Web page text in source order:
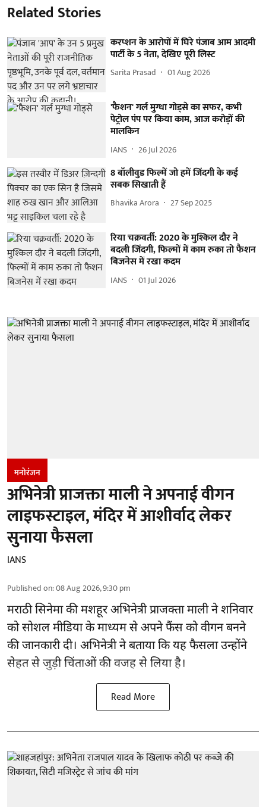
Related Stories
करप्शन के आरोपों में घिरे पंजाब आम आदमी
पार्टी के 5 नेता, देखिए पूरी लिस्ट
Sarita Prasad 01 Aug 2026
'फैशन' गर्ल मुग्धा गोड्से का सफर, कभी
पेट्रोल पंप पर किया काम, आज करोड़ों की
मालकिन
IANS 26 Jul 2026
8 बॉलीवुड फिल्में जो हमें जिंदगी के कई
सबक सिखाती हैं
Bhavika Arora 27 Sep 2025
रिया चक्रवर्ती: 2020 के मुश्किल दौर ने
बदली जिंदगी, फिल्मों में काम रुका तो फैशन
बिजनेस में रखा कदम
IANS 01 Jul 2026
मनोरंजन
अभिनेत्री प्राजक्ता माली ने अपनाई वीगन
लाइफस्टाइल, मंदिर में आशीर्वाद लेकर
सुनाया फैसला
IANS
Published on:08 Aug 2026, 9:30 pm
मराठी सिनेमा की मशहूरअभिनेत्रीप्राजक्ता माली ने शनिवार
को सोशल मीडिया के माध्यम से अपने फैंस को वीगन बनने
की जानकारी दी। अभिनेत्री ने बताया कि यह फैसला उन्होंने
सेहत से जुड़ी चिंताओं की वजह से लिया है।
Read More